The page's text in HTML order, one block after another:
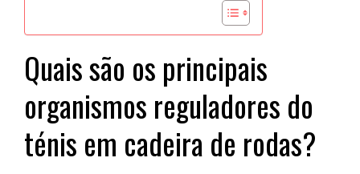
Quais são os principais
organismos reguladores do
ténis em cadeira de rodas?